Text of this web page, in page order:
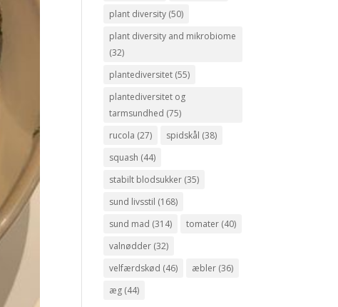
plant diversity (50)
plant diversity and mikrobiome
(32)
plantediversitet (55)
plantediversitet og
tarmsundhed (75)
rucola (27) spidskål (38)
squash (44)
stabilt blodsukker (35)
sund livsstil (168)
sund mad (314) tomater (40)
valnødder (32)
velfærdskød (46) æbler (36)
æg (44)